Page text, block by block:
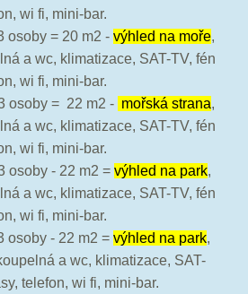
wi fi, mini-bar.
osoby = 20 m2 - výhled na moře,
a wc, klimatizace, SAT-TV, fén
wi fi, mini-bar.
osoby = 22 m2 - mořská strana,
a wc, klimatizace, SAT-TV, fén
wi fi, mini-bar.
osoby - 22 m2 = výhled na park,
a wc, klimatizace, SAT-TV, fén
wi fi, mini-bar.
osoby - 22 m2 = výhled na park,
a wc, klimatizace, SAT-
telefon, wi fi, mini-bar.